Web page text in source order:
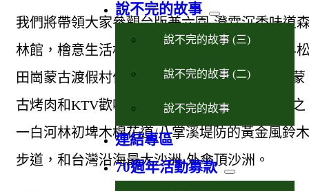
說不完的故事
說不完的故事 (三)
說不完的故事 (二)
說不完的故事
連結專區
70週年活動募款
我們將帶領大家參觀台版兼六園-澄霖沉香味道
林館，檜意生活村、蒙古國在台文化推廣園區-
田崗蒙古渡假村住宿蒙古包或小木屋，及享受蒙
古烤肉和KTV歡唱、季節限定的世界最美花道之
一白河林初埤木棉花道/八掌溪堤防的黃金風鈴木
步道，和台灣沿海最大沙洲-外傘頂沙洲。